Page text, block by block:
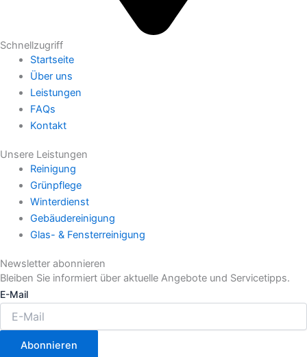
Schnellzugriff
Startseite
Über uns
Leistungen
FAQs
Kontakt
Unsere Leistungen
Reinigung
Grünpflege
Winterdienst
Gebäudereinigung
Glas- & Fensterreinigung
Newsletter abonnieren
Bleiben Sie informiert über aktuelle Angebote und Servicetipps.
E-Mail
Abonnieren